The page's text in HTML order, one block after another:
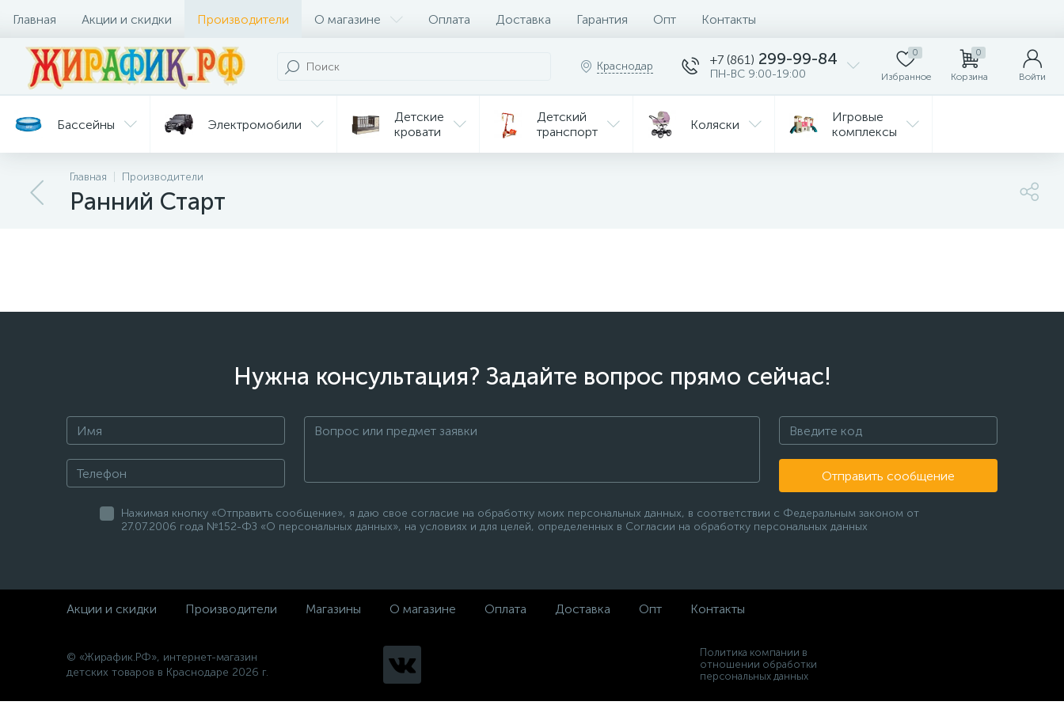
Главная Акции и скидки Производители О магазине Оплата Доставка Гарантия Опт Контакты
Краснодар +7 (861) 299-99-84
ПН-ВС 9:00-19:00
0
Избранное
0
Корзина Войти
Бассейны Электромобили
Детские
кровати
Детский
транспорт
Коляски
Игровые
комплексы
Батуты Велосипеды
Главная Производители
Ранний Старт
Нужна консультация? Задайте вопрос прямо сейчас!
Отправить сообщение
Нажимая кнопку «Отправить сообщение», я даю свое согласие на обработку моих персональных данных, в соответствии с Федеральным законом от
27.07.2006 года №152-ФЗ «О персональных данных», на условиях и для целей, определенных в Согласии на обработку персональных данных
Акции и скидки Производители Магазины О магазине Оплата Доставка Опт Контакты
© «Жирафик.РФ», интернет-магазин
детских товаров в Краснодаре 2026 г.
Политика компании в
отношении обработки
персональных данных